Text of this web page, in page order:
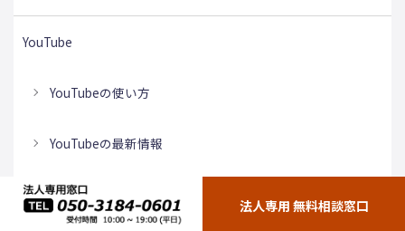
YouTube
YouTubeの使い方
YouTubeの最新情報
YouTube企業チャンネル事例
法人専用 無料相談窓口